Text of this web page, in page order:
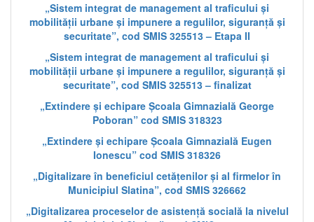
„Sistem integrat de management al traficului și
mobilității urbane și impunere a regulilor, siguranță și
securitate”, cod SMIS 325513 – Etapa II
„Sistem integrat de management al traficului și
mobilității urbane și impunere a regulilor, siguranță și
securitate”, cod SMIS 325513 – finalizat
„Extindere și echipare Școala Gimnazială George
Poboran” cod SMIS 318323
„Extindere și echipare Școala Gimnazială Eugen
Ionescu” cod SMIS 318326
„Digitalizare în beneficiul cetățenilor și al firmelor în
Municipiul Slatina”, cod SMIS 326662
„Digitalizarea proceselor de asistență socială la nivelul